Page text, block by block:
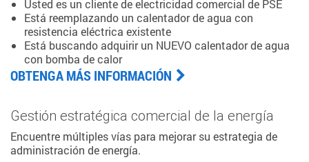
Usted es un cliente de electricidad comercial de PSE
Está reemplazando un calentador de agua con
resistencia eléctrica existente
Está buscando adquirir un NUEVO calentador de agua
con bomba de calor
OBTENGA MÁS INFORMACIÓN
Gestión estratégica comercial de la energía
Encuentre múltiples vías para mejorar su estrategia de
administración de energía.